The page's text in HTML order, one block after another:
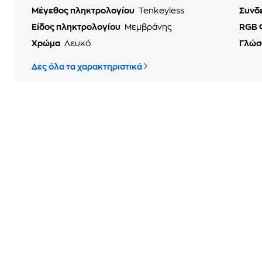
Μέγεθος πληκτρολογίου Tenkeyless
Είδος πληκτρολογίου
Μεμβράνης
RGB
Χρώμα Λευκό
Δες όλα τα χαρακτηριστικά